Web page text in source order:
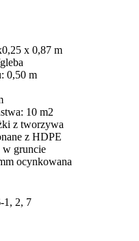
x 0,87 m
0,50 m
10 m2
z tworzywa
z HDPE
w gruncie
ocynkowana
1, 2, 7